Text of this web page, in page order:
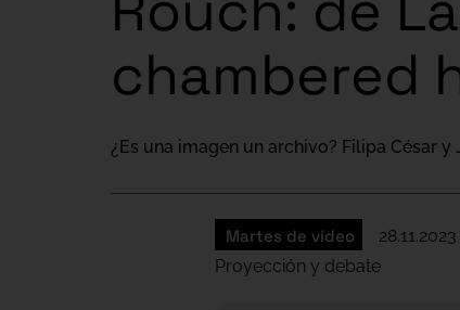
chambered
¿Es una imagen un archivo? Filipa César
Martes de vídeo
Proyección y debate